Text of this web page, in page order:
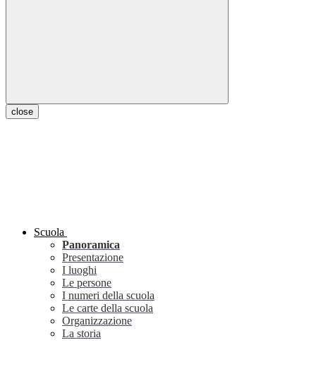
close
Scuola
Panoramica
Presentazione
I luoghi
Le persone
I numeri della scuola
Le carte della scuola
Organizzazione
La storia